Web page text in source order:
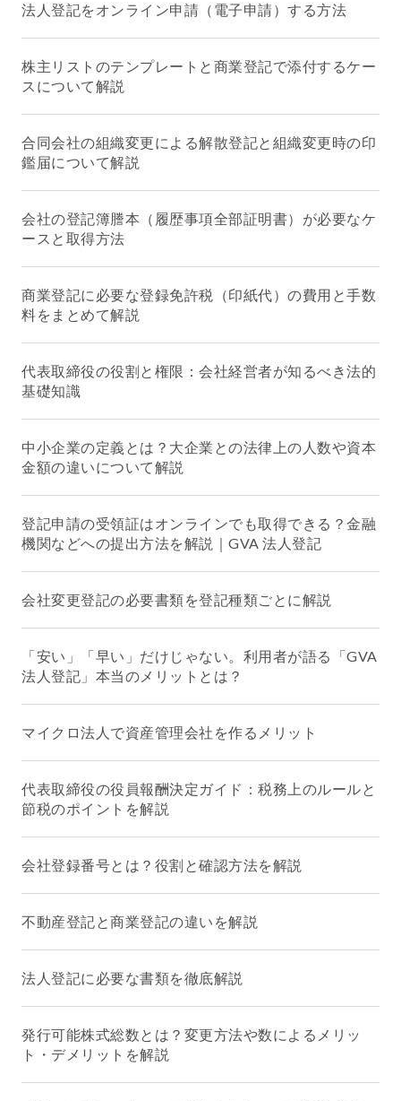
法人登記をオンライン申請（電子申請）する方法
株主リストのテンプレートと商業登記で添付するケー
スについて解説
合同会社の組織変更による解散登記と組織変更時の印
鑑届について解説
会社の登記簿謄本（履歴事項全部証明書）が必要なケ
ースと取得方法
商業登記に必要な登録免許税（印紙代）の費用と手数
料をまとめて解説
代表取締役の役割と権限：会社経営者が知るべき法的
基礎知識
中小企業の定義とは？大企業との法律上の人数や資本
金額の違いについて解説
登記申請の受領証はオンラインでも取得できる？金融
機関などへの提出方法を解説｜GVA 法人登記
会社変更登記の必要書類を登記種類ごとに解説
「安い」「早い」だけじゃない。利用者が語る「GVA
法人登記」本当のメリットとは？
マイクロ法人で資産管理会社を作るメリット
代表取締役の役員報酬決定ガイド：税務上のルールと
節税のポイントを解説
会社登録番号とは？役割と確認方法を解説
不動産登記と商業登記の違いを解説
法人登記に必要な書類を徹底解説
発行可能株式総数とは？変更方法や数によるメリッ
ト・デメリットを解説